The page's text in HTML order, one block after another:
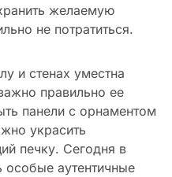
желаемую
не потратиться.
и стенах уместна
правильно ее
панели с орнаментом
украсить
печку. Сегодня в
особые аутентичные